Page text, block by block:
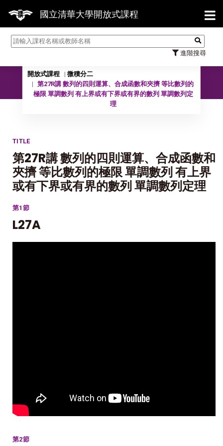
國立清華大學開放式課程
進階搜尋
【
09902 微積分二
開放式課程
微積分二
第27R講 數列的四則運算、合成函數和夾擠 等比數列的
極限 單調數列 有上界或有下界或有界的數列 單調數列定
理
TITLE
第27R講 數列的四則運算、合成函數和
夾擠 等比數列的極限 單調數列 有上界
或有下界或有界的數列 單調數列定理
第1節
L27A
第2節